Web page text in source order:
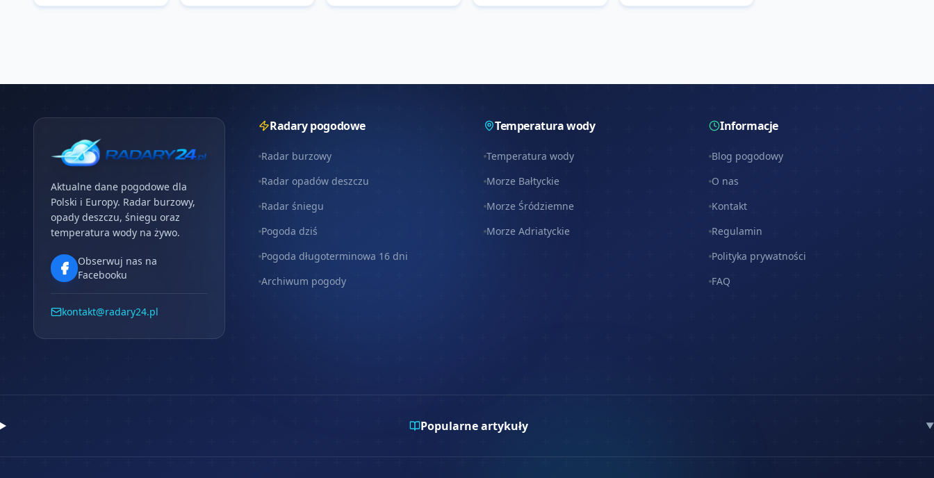
Aktualne dane pogodowe dla
Polski i Europy. Radar burzowy,
opady deszczu, śniegu oraz
temperatura wody na żywo.
Obserwuj nas na
Facebooku
kontakt@radary24.pl
Radary pogodowe
Radar burzowy
Radar opadów deszczu
Radar śniegu
Pogoda dziś
Pogoda długoterminowa 16 dni
Archiwum pogody
Temperatura wody
Temperatura wody
Morze Bałtyckie
Morze Śródziemne
Morze Adriatyckie
Informacje
Blog pogodowy
O nas
Kontakt
Regulamin
Polityka prywatności
FAQ
Popularne artykuły ▼